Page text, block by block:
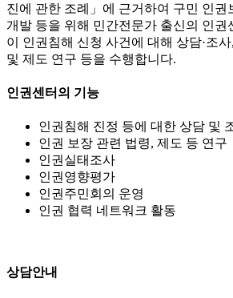
진에 관한 조례」에 근거하여 구민 인권
개발 등을 위해 민간전문가 출신의 인권
이 인권침해 신청 사건에 대해 상담·조
및 제도 연구 등을 수행합니다.
인권센터의 기능
인권침해 진정 등에 대한 상담 및
인권 보장 관련 법령, 제도 등 연구
인권실태조사
인권영향평가
인권주민회의 운영
인권 협력 네트워크 활동
상담안내